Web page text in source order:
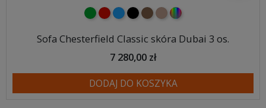
zielonyczerwony
niebieski
czarnybrązowy
jasnobrązowy
wybór koloru
Sofa Chesterfield Classic skóra Dubai 3 os.
7 280,00 zł
DODAJ DO KOSZYKA